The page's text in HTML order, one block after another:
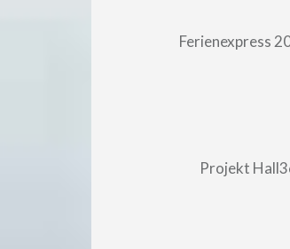
Ferienexpress
Projekt